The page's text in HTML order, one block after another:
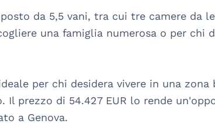
da 5,5 vani, tra cui tre camere da
una famiglia numerosa o per chi
per chi desidera vivere in una
Il prezzo di 54.427 EUR lo rende
a Genova.